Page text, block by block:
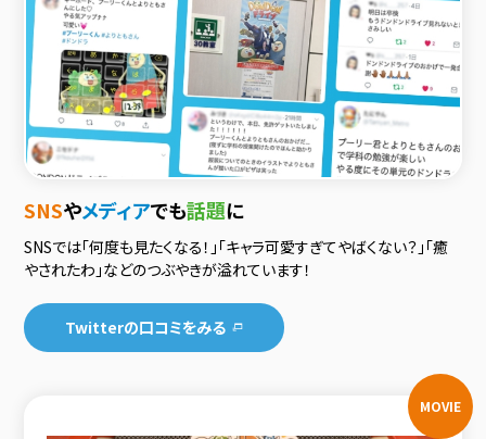
SNSやメディアでも話題に
SNSでは「何度も見たくなる！」「キャラ可愛すぎてやばくない？」「癒
やされたわ」などのつぶやきが溢れています！
Twitterの口コミをみる
MOVIE